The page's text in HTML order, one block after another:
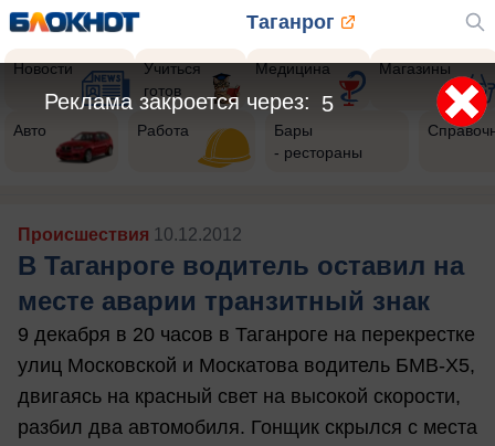
Таганрог
Новости
Учиться
готов
Медицина Магазины
Авто Работа
Бары
- рестораны
Происшествия 10.12.2012
В Таганроге водитель оставил на
месте аварии транзитный знак
9 декабря в 20 часов в Таганроге на перекрестке
улиц Московской и Москатова водитель БМВ-Х5,
двигаясь на красный свет на высокой скорости,
разбил два автомобиля. Гонщик скрылся с места
3
Реклама закроется через: